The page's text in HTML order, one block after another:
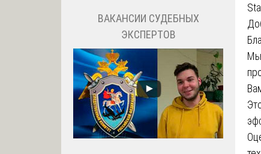
Мы
ВАКАНСИИ СУДЕБНЫХ
ЭКСПЕРТОВ